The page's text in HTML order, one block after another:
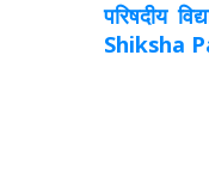
परिषदीय
Shiksha